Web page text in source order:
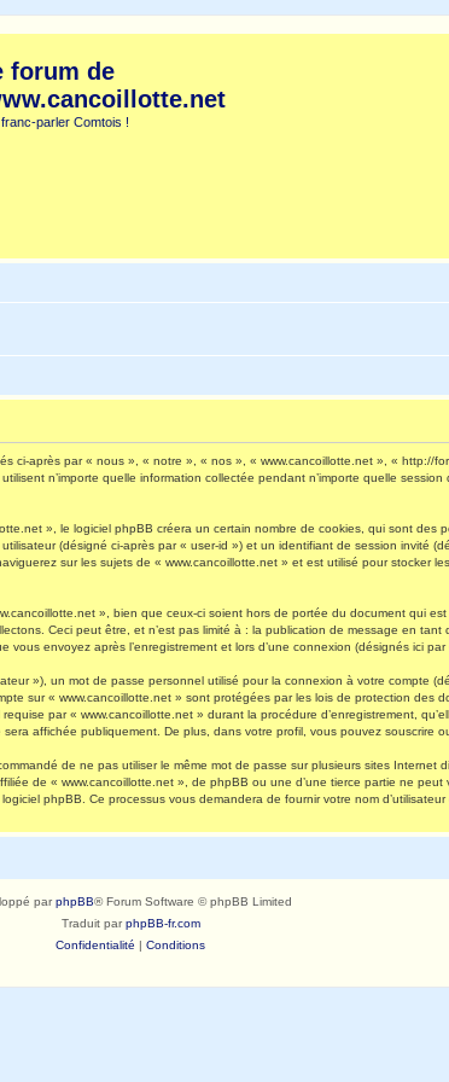
forum de
parler Comtois !
ci-après par « nous », « notre », « nos », « www.cancoillotte.net », « http://
n’importe quelle information collectée pendant n’importe quelle
», le logiciel phpBB créera un certain nombre de cookies, qui sont des
(désigné ci-après par « user-id ») et un identifiant de session invité
sur les sujets de « www.cancoillotte.net » et est utilisé pour stocker
», bien que ceux-ci soient hors de portée du document qui
Ceci peut être, et n’est pas limité à : la publication de message en tant
envoyez après l’enregistrement et lors d’une connexion (désignés ici par
»), un mot de passe personnel utilisé pour la connexion à votre compte
sur « www.cancoillotte.net » sont protégées par les lois de protection des
par « www.cancoillotte.net » durant la procédure d’enregistrement,
affichée publiquement. De plus, dans votre profil, vous pouvez souscrire
de ne pas utiliser le même mot de passe sur plusieurs sites Internet
de « www.cancoillotte.net », de phpBB ou une d’une tierce partie ne
phpBB. Ce processus vous demandera de fournir votre nom
parphpBB® Forum Software © phpBB Limited
Traduit parphpBB-fr.com
Confidentialité | Conditions